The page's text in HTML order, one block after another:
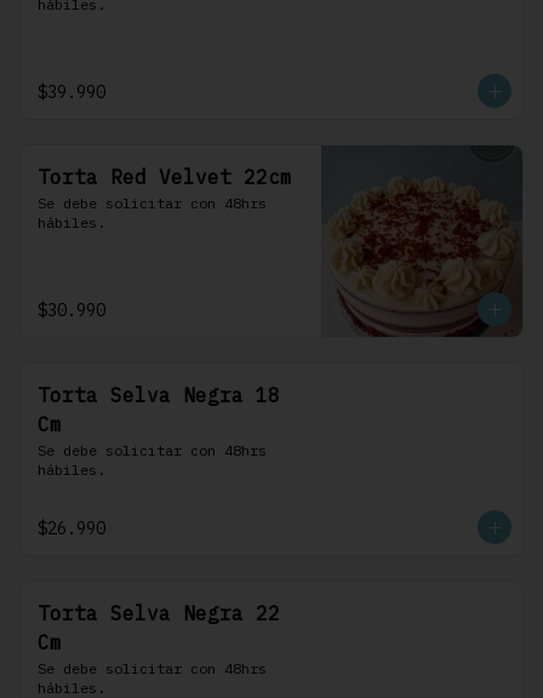
hábiles.
$39.990
Torta Red Velvet 22cm
Se debe solicitar con 48hrs
hábiles.
$30.990
Torta Selva Negra 18
Cm
Se debe solicitar con 48hrs
hábiles.
$26.990
Torta Selva Negra 22
Cm
Se debe solicitar con 48hrs
hábiles.